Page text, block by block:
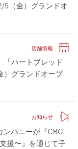
5（金）グランドオ
店舗情報
「ハートブレッド
）グランドオープ
お知らせ
ンパニーが『CBC
援〜』を通じて子